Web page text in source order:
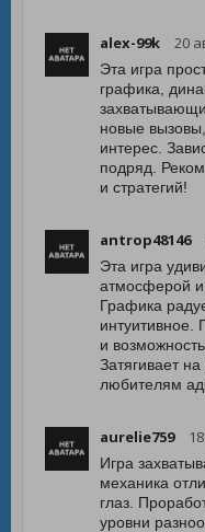
alex-99k 20
Эта игра
графика,
новые
интерес.
подряд.
и стратегий!
antrop48146
Эта игра
атмосферой
Графика
интуитивное.
и
Затягивает
любителям
aurelie759
Игра
механика
глаз.
уровни